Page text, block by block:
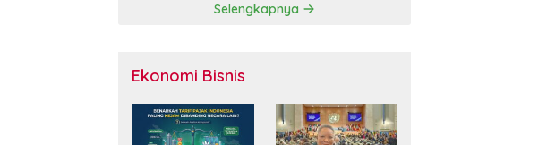
Selengkapnya
Ekonomi Bisnis